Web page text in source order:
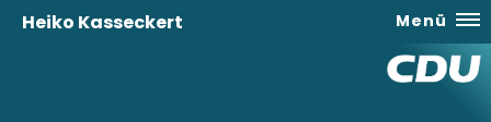
Heiko Kasseckert Menü